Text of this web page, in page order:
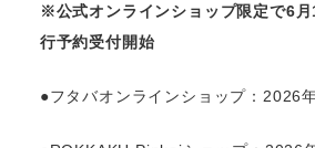
※公式オンラインショップ限定で6
行予約受付開始
●フタバオンラインショップ：2026